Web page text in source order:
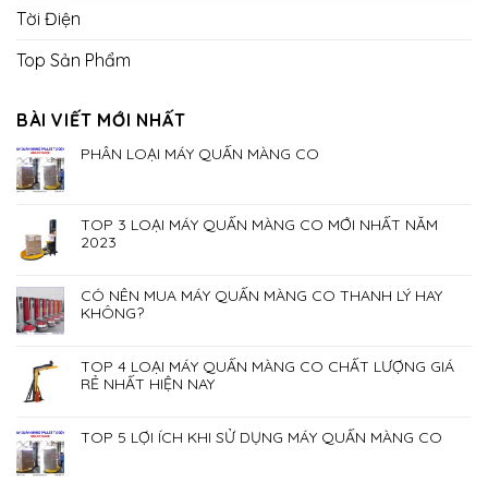
Tời Điện
Top Sản Phẩm
BÀI VIẾT MỚI NHẤT
PHÂN LOẠI MÁY QUẤN MÀNG CO
TOP 3 LOẠI MÁY QUẤN MÀNG CO MỚI NHẤT NĂM
2023
CÓ NÊN MUA MÁY QUẤN MÀNG CO THANH LÝ HAY
KHÔNG?
TOP 4 LOẠI MÁY QUẤN MÀNG CO CHẤT LƯỢNG GIÁ
RẺ NHẤT HIỆN NAY
TOP 5 LỢI ÍCH KHI SỬ DỤNG MÁY QUẤN MÀNG CO